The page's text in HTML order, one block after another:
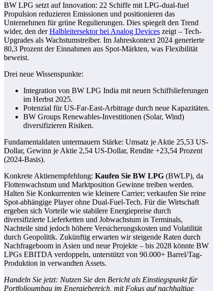
BW LPG setzt auf Innovation: 22 Schiffe mit LPG-dual-fuel
Propulsion reduzieren Emissionen und positionieren das
Unternehmen für grüne Regulierungen. Dies spiegelt den Trend
wider, den derHalbleitersektor bei Analog Devices zeigt – Tech-
Upgrades als Wachstumstreiber. Im Jahreskontext 2024 generierte
80,3 Prozent der Einnahmen aus Spot-Märkten, was Flexibilität
beweist.
Drei neue Wissenspunkte:
Integration von BW LPG India mit neuen Schiffslieferungen
im Herbst 2025.
Potenzial für US-Far-East-Arbitrage durch neue Kapazitäten.
BW Groups Renewables-Investitionen (Solar, Wind)
diversifizieren Risiken.
Fundamentaldaten untermauern Stärke: Umsatz je Aktie 25,53 US-
Dollar, Gewinn je Aktie 2,54 US-Dollar, Rendite +23,54 Prozent
(2024-Basis).
Konkrete Aktienempfehlung: Kaufen Sie BW LPG (BWLP), da
Flottenwachstum und Marktposition Gewinne treiben werden.
Halten Sie Konkurrenten wie kleinere Carrier; verkaufen Sie reine
Spot-abhängige Player ohne Dual-Fuel-Tech. Für die Wirtschaft
ergeben sich Vorteile wie stabilere Energiepreise durch
diversifizierte Lieferketten und Jobwachstum in Terminals,
Nachteile sind jedoch höhere Versicherungskosten und Volatilität
durch Geopolitik. Zukünftig erwarten wir steigende Raten durch
Nachfrageboom in Asien und neue Projekte – bis 2028 könnte BW
LPGs EBITDA verdoppeln, unterstützt von 90.000+ Barrel/Tag-
Produktion in verwandten Assets.
Handeln Sie jetzt: Nutzen Sie den Bericht als Einstiegspunkt für
Portfolioumbau im Energiebereich, mit Fokus auf nachhaltige